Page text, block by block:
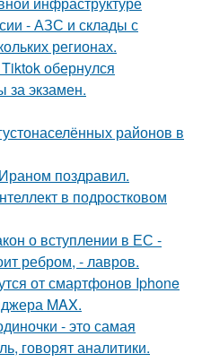
- АЗС и склады с
регионах.
обернулся
за экзамен.
районов в
поздравил.
в подростковом
о вступлении в ЕС -
ребром, - лавров.
от смартфонов Iphone
MAX.
- это самая
говорят аналитики.